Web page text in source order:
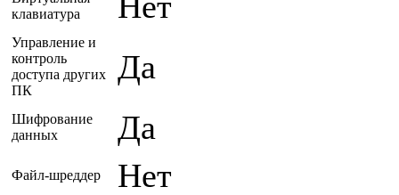
клавиатура
Управление и
контроль
доступа других
ПК
Да
Шифрование
данных
Да
Файл-шреддер Нет